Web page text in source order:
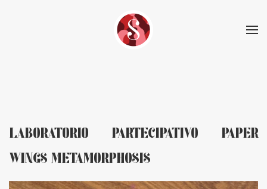
Skip to main content
LABORATORIO PARTECIPATIVO PAPER
WINGS METAMORPHOSIS